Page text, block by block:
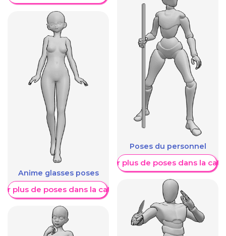
Anime glasses poses
plus de poses dans la catégorie
Poses du personnel
Afficher plus de poses dans la